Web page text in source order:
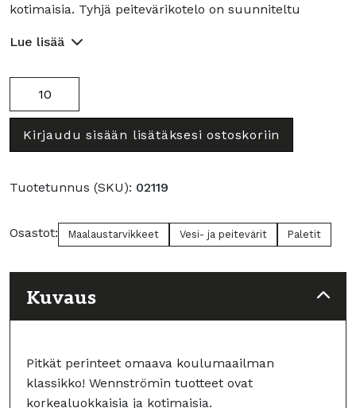
kotimaisia. Tyhjä peitevärikotelo on suunniteltu
Lue lisää
värille
Kirjaudu sisään lisätäksesi ostoskoriin
Tuotetunnus (SKU): 02119
Osastot: Maalaustarvikkeet Vesi- ja peitevärit Paletit
Kuvaus
Pitkät perinteet omaava koulumaailman
klassikko! Wennströmin tuotteet ovat
korkealuokkaisia ja kotimaisia.